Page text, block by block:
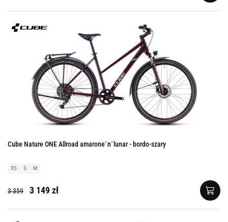
Cube Nature ONE Allroad amarone´n´lunar - bordo-szary
XS S M
3 359 3 149 zł